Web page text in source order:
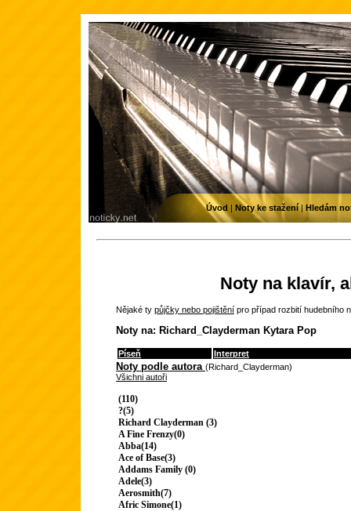
Noty na klavír,
Nějaké ty půjčky nebo pojištění pro případ rozbití hudebního
Noty na: Richard_Clayderman Kytara Pop
Píseň Interpret
Noty podle autora (Richard_Clayderman)
Všichni autoři
(110)
?(5)
Richard Clayderman (3)
A Fine Frenzy(0)
Abba(14)
Ace of Base(3)
Addams Family (0)
Adele(3)
Aerosmith(7)
Afric Simone(1)
Úvod | Noty ke stažení| Hledám